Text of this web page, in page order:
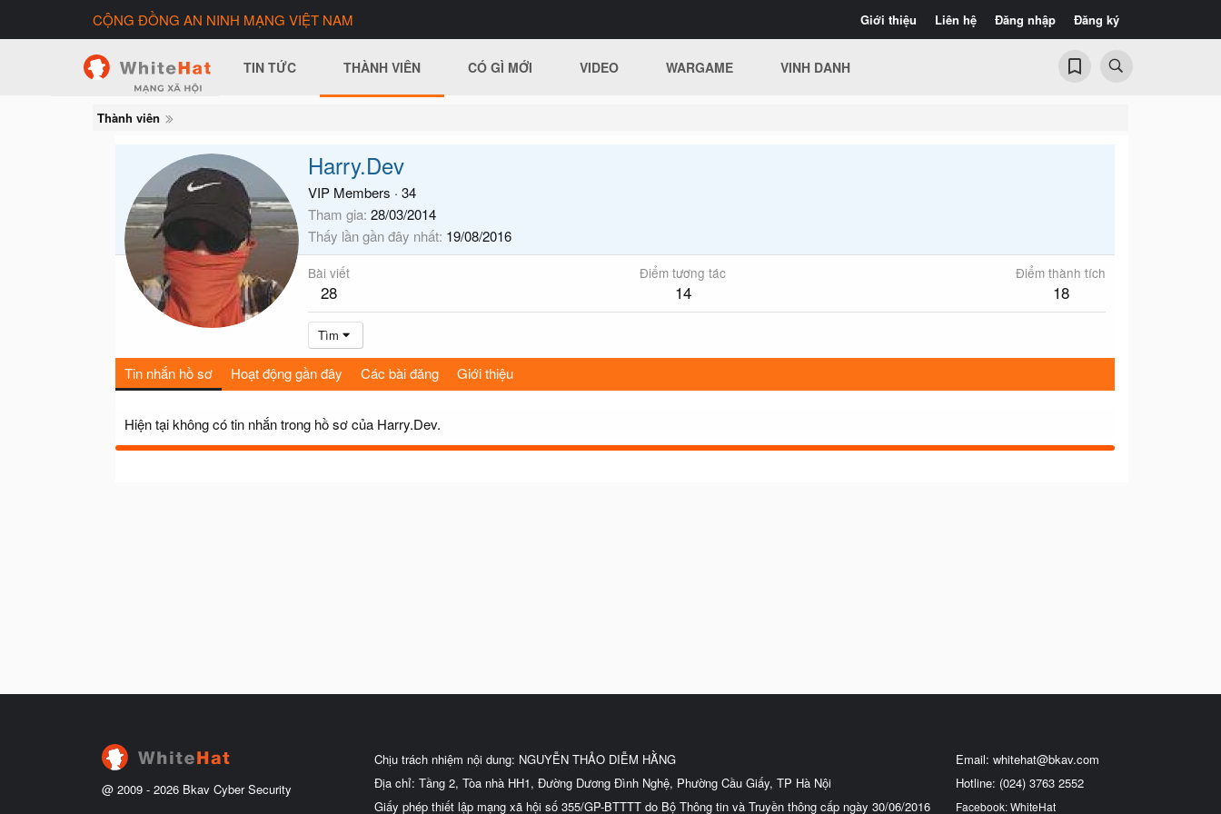
Giới thiệu Liên hệ Đăng nhập Đăng ký
CỘNG ĐỒNG AN NINH MẠNG VIỆT NAM
TIN TỨC THÀNH VIÊN CÓ GÌ MỚI VIDEO WARGAME VINH DANH
Thành viên
Harry.Dev
VIP Members · 34
Tham gia 28/03/2014
Thấy lần gần đây nhất 19/08/2016
Bài viết
28
Điểm tương tác
14
Điểm thành tích
18
Tìm
Tin nhắn hồ sơ Hoạt động gần đây Các bài đăng Giới thiệu
Hiện tại không có tin nhắn trong hồ sơ của Harry.Dev.
@ 2009 - 2026 Bkav Cyber Security
Chịu trách nhiệm nội dung: NGUYỄN THẢO DIỄM HẰNG
Địa chỉ: Tầng 2, Tòa nhà HH1, Đường Dương Đình Nghệ, Phường Cầu Giấy, TP Hà Nội
Giấy phép thiết lập mạng xã hội số 355/GP-BTTTT do Bộ Thông tin và Truyền thông cấp ngày 30/06/2016
Email: whitehat@bkav.com
Hotline: (024) 3763 2552
Facebook: WhiteHat